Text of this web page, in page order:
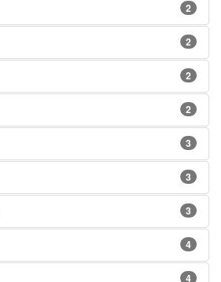
2
2
2
2
3
3
3
4
4